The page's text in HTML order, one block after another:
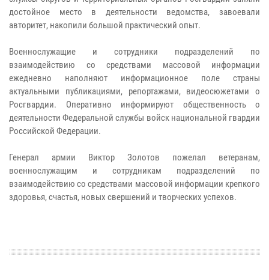
достойное место в деятельности ведомства, завоевали
авторитет, накопили большой практический опыт.
Военнослужащие и сотрудники подразделений по
взаимодействию со средствами массовой информации
ежедневно наполняют информационное поле страны
актуальными публикациями, репортажами, видеосюжетами о
Росгвардии. Оперативно информируют общественность о
деятельности Федеральной службы войск национальной гвардии
Российской Федерации.
Генерал армии Виктор Золотов пожелал ветеранам,
военнослужащим и сотрудникам подразделений по
взаимодействию со средствами массовой информации крепкого
здоровья, счастья, новых свершений и творческих успехов.